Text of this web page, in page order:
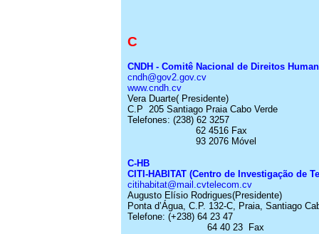
C
CNDH - Comitê Nacional de Direitos
cndh@gov2.gov.cv
www.cndh.cv
Vera Duarte( Presidente)
C.P 205 Santiago Praia Cabo Verde
Telefones: (238) 62 3257
62 4516 Fax
93 2076 Móvel
C-HB
CITI-HABITAT (Centro de Investigação de
citihabitat@mail.cvtelecom.cv
Augusto Elísio Rodrigues(Presidente)
Ponta d’Água, C.P. 132-C, Praia, Santiago
Telefone: (+238) 64 23 47
64 40 23
Fax